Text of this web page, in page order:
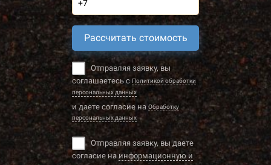
Рассчитать стоимость
Отправляя заявку, вы
соглашаетесь с Политикой обработки
персональных данных
и даете согласие на Обработку
персональных данных
Отправляя заявку, вы даете
согласие наинформационную и